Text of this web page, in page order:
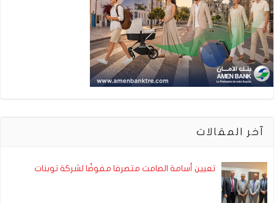
آخر المقالات
تعيين أسامة الصامت متصرفا مفوضًا لشركة توبنات